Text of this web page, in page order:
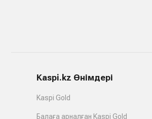
Kaspi.kz Өнімдері
Kaspi Gold
Балаға арналған Kaspi Gold